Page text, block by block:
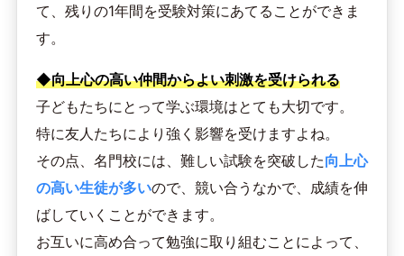
て、残りの1年間を受験対策にあてることができま
す。
◆向上心の高い仲間からよい刺激を受けられる
子どもたちにとって学ぶ環境はとても大切です。
特に友人たちにより強く影響を受けますよね。
その点、名門校には、難しい試験を突破した向上心
の高い生徒が多いので、競い合うなかで、成績を伸
ばしていくことができます。
お互いに高め合って勉強に取り組むことによって、